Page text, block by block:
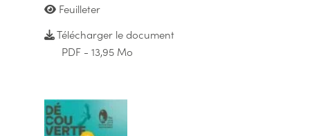
Feuilleter
Télécharger le document
PDF - 13,95 Mo